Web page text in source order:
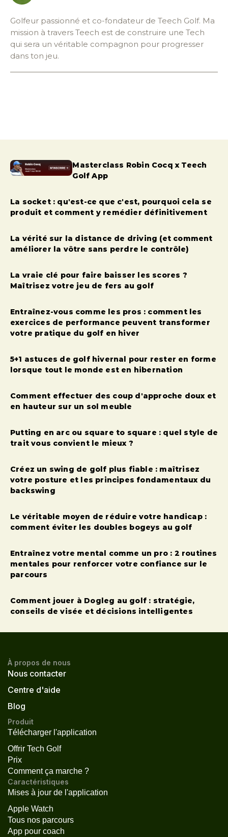
Golfeur passionné et co-fondateur de Teech Golf. Ma
mission à travers Teech est de construire une Tech
qui sera un véritable compagnon pour progresser
dans ton jeu.
Masterclass Robin Cocq x Teech
Golf App
La socket : qu'est-ce que c'est, pourquoi cela se
produit et comment y remédier définitivement
La vérité sur la distance de driving (et comment
améliorer la vôtre sans perdre le contrôle)
La vraie clé pour faire baisser les scores ?
Maîtrisez votre jeu de fers au golf
Entraînez-vous comme les pros : comment les
exercices de performance peuvent transformer
votre pratique du golf en hiver
5+1 astuces de golf hivernal pour rester en forme
lorsque tout le monde est en hibernation
Comment effectuer des coup d'approche doux et
en hauteur sur un sol meuble
Putting en arc ou square to square : quel style de
trait vous convient le mieux ?
Créez un swing de golf plus fiable : maîtrisez
votre posture et les principes fondamentaux du
backswing
Le véritable moyen de réduire votre handicap :
comment éviter les doubles bogeys au golf
Entraînez votre mental comme un pro : 2 routines
mentales pour renforcer votre confiance sur le
parcours
Comment jouer à Dogleg au golf : stratégie,
conseils de visée et décisions intelligentes
À propos de nous
Nous contacter
Centre d'aide
Blog
Produit
Télécharger l'application
Offrir Tech Golf
Prix
Comment ça marche ?
Caractéristiques
Mises à jour de l'application
Apple Watch
Tous nos parcours
App pour coach